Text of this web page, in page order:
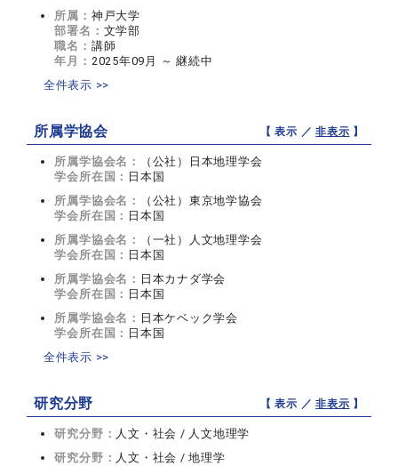
所属： 神戸大学
部署名： 文学部
職名： 講師
年月： 2025年09月 ～ 継続中
全件表示 >>
所属学協会 【 表示 ／非表示 】
所属学協会名：
（公社）日本地理学会
学会所在国： 日本国
所属学協会名：
（公社）東京地学協会
学会所在国： 日本国
所属学協会名：
（一社）人文地理学会
学会所在国： 日本国
所属学協会名： 日本カナダ学会
学会所在国： 日本国
所属学協会名： 日本ケベック学会
学会所在国： 日本国
全件表示 >>
研究分野 【 表示 ／非表示 】
研究分野： 人文・社会 / 人文地理学
研究分野： 人文・社会 / 地理学